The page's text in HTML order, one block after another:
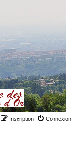
Connexion
Inscription